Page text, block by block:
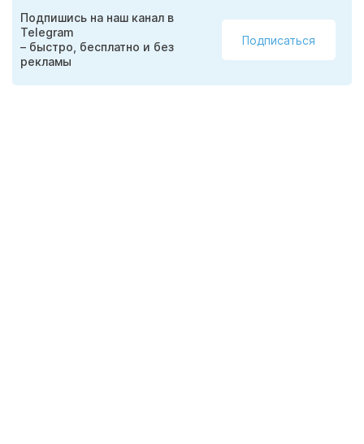
Подпишись на наш канал в
Telegram
– быстро, бесплатно и без
рекламы
Подписаться